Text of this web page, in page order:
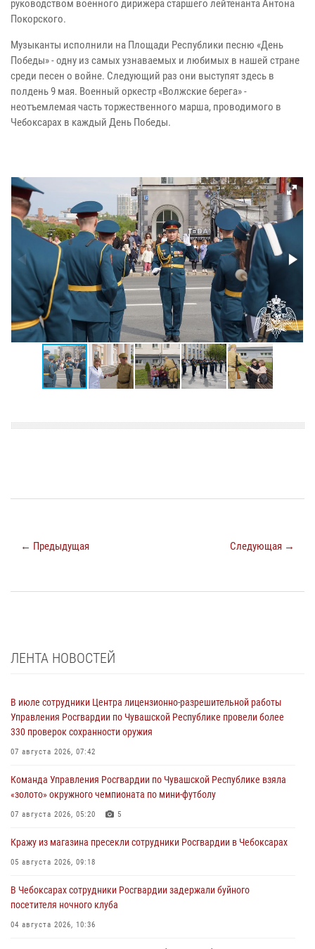
руководством военного дирижера старшего лейтенанта Антона
Покорского.
Музыканты исполнили на Площади Республики песню «День
Победы» - одну из самых узнаваемых и любимых в нашей стране
среди песен о войне. Следующий раз они выступят здесь в
полдень 9 мая. Военный оркестр «Волжские берега» -
неотъемлемая часть торжественного марша, проводимого в
Чебоксарах в каждый День Победы.
← Предыдущая Следующая →
ЛЕНТА НОВОСТЕЙ
В июле сотрудники Центра лицензионно-разрешительной работы
Управления Росгвардии по Чувашской Республике провели более
330 проверок сохранности оружия
07 августа 2026, 07:42
Команда Управления Росгвардии по Чувашской Республике взяла
«золото» окружного чемпионата по мини-футболу
07 августа 2026, 05:20 5
Кражу из магазина пресекли сотрудники Росгвардии в Чебоксарах
05 августа 2026, 09:18
В Чебоксарах сотрудники Росгвардии задержали буйного
посетителя ночного клуба
04 августа 2026, 10:36